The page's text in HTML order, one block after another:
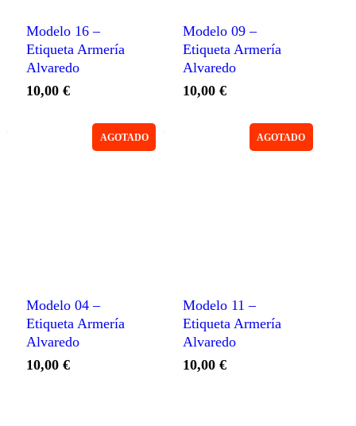
Modelo 16 –
Etiqueta Armería
Alvaredo
10,00 €
Modelo 09 –
Etiqueta Armería
Alvaredo
10,00€
Modelo 04 –
Etiqueta Armería
Alvaredo
10,00 €
AGOTADO
Modelo 11 –
Etiqueta Armería
Alvaredo
10,00€
AGOTADO